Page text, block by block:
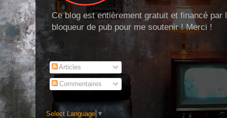
Ce blog est entièrement gratuit et financé
bloqueur de pub pour me soutenir ! Merci !
Articles
Commentaires
Select Language ▼